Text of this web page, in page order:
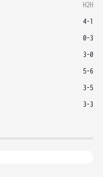
H2H
4-1
0-3
3-0
5-6
3-5
3-3